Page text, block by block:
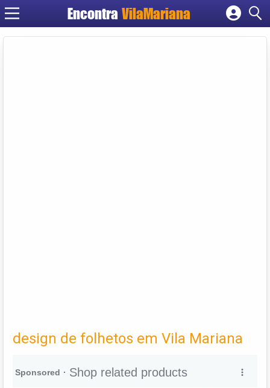
EncontraVilaMariana
Cadastrar empresa
design de folhetos em Vila Mariana